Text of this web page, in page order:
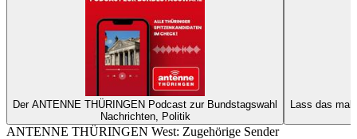
Der ANTENNE THÜRINGEN Podcast zur Bundstagswahl
Nachrichten, Politik
Lass das
ANTENNE THÜRINGEN West: Zugehörige Sender